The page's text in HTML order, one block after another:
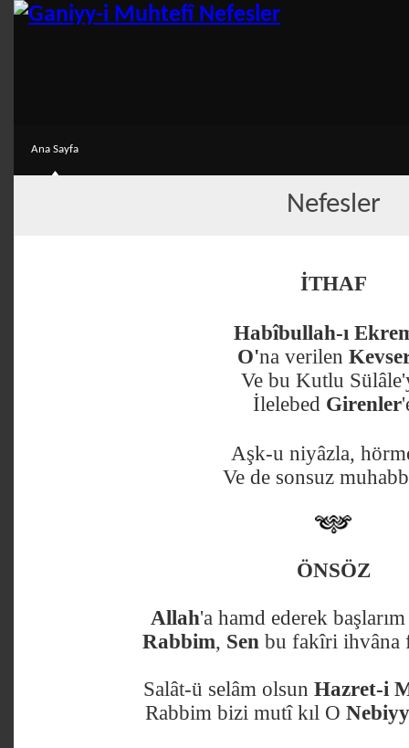
Ana Sayfa
Nefesler
İTHAF
Habîbullah-ı
O'na verilen
Ve bu Kutlu
İlelebed Girenler
Aşk-u niyâzla,
Ve de sonsuz
ÖNSÖZ
Allah'a hamd ederek
Rabbim, Sen bu fakîri ihvâna
Salât-ü selâm olsun Hazret-i
Rabbim bizi mutî kıl O